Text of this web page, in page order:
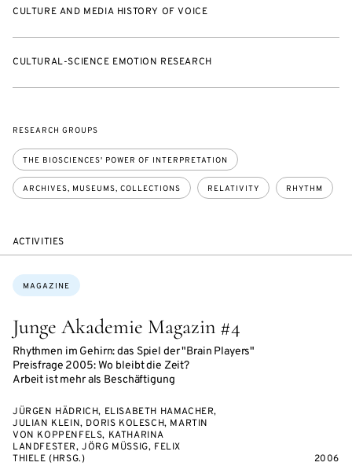
CULTURE AND MEDIA HISTORY OF VOICE
CULTURAL-SCIENCE EMOTION RESEARCH
RESEARCH GROUPS
THE BIOSCIENCES' POWER OF INTERPRETATION
ARCHIVES, MUSEUMS, COLLECTIONS RELATIVITY RHYTHM
ACTIVITIES
Junge Akademie Magazin #4
Rhythmen im Gehirn: das Spiel der "Brain Players"
Preisfrage 2005: Wo bleibt die Zeit?
Arbeit ist mehr als Beschäftigung
Topics:
MAGAZINE
JÜRGEN HÄDRICH, ELISABETH HAMACHER,
JULIAN KLEIN, DORIS KOLESCH, MARTIN
VON KOPPENFELS, KATHARINA
LANDFESTER, JÖRG MÜSSIG, FELIX
THIELE (HRSG.)
2006